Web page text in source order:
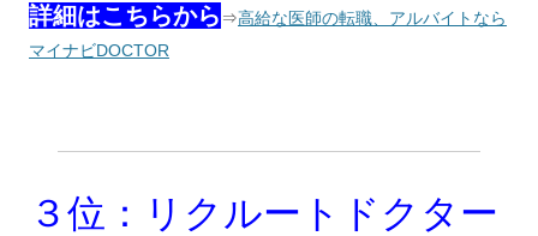
詳細はこちらから ⇒高給な医師の転職、アルバイトなら
マイナビDOCTOR
３位：リクルートドクター